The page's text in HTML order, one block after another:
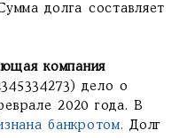
долга составляет
компания
дело о
2020 года. В
банкротом. Долг